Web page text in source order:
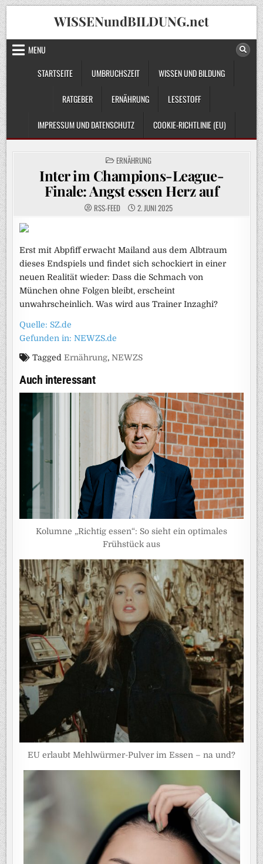
Skip
to
content
WISSENundBILDUNG.net
MENU
STARTSEITE
UMBRUCHSZEIT WISSEN UND BILDUNG
RATGEBER ERNÄHRUNG LESESTOFF
IMPRESSUM UND DATENSCHUTZ COOKIE-RICHTLINIE (EU)
POSTED
IN
ERNÄHRUNG
Inter im Champions-League-
Finale: Angst essen Herz auf
RSS-FEED 2. JUNI 2025
Erst mit Abpfiff erwacht Mailand aus dem Albtraum
dieses Endspiels und findet sich schockiert in einer
neuen Realität wieder: Dass die Schmach von
München ohne Folgen bleibt, erscheint
unwahrscheinlich. Was wird aus Trainer Inzaghi?
Quelle: SZ.de
Gefunden in: NEWZS.de
TaggedErnährung,NEWZS
Auch interessant
Kolumne „Richtig essen“: So sieht ein optimales
Frühstück aus
EU erlaubt Mehlwürmer-Pulver im Essen – na und?